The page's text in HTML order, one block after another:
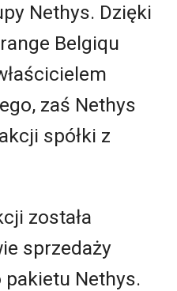
Nethys. Dzięki
Belgiqu
zaś Nethys
spółki z
została
sprzedaży
Nethys.